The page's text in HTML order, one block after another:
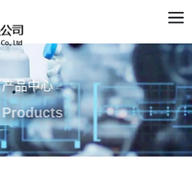
产品中心
Products